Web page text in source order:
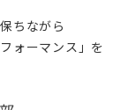
ちながら
ォーマンス」を